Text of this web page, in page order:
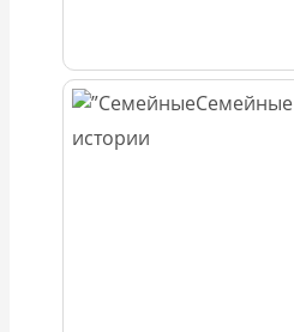
Семейные
истории